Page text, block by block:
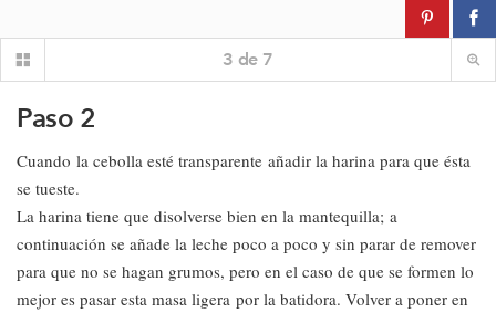
3 de 7
Paso 2
Cuando la cebolla esté transparente añadir la harina para que ésta
se tueste.
La harina tiene que disolverse bien en la mantequilla; a
continuación se añade la leche poco a poco y sin parar de remover
para que no se hagan grumos, pero en el caso de que se formen lo
mejor es pasar esta masa ligera por la batidora. Volver a poner en